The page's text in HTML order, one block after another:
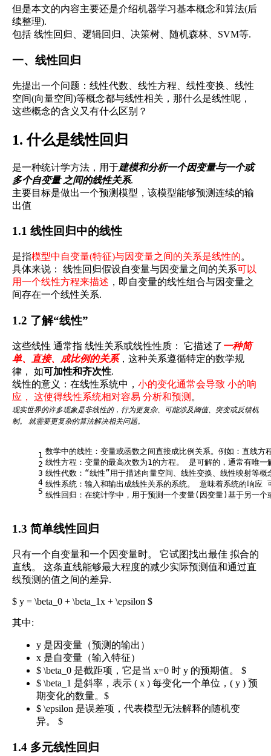
但是本文的内容主要还是介绍机器学习基本概念和算法(后
续整理).
包括 线性回归、逻辑回归、决策树、随机森林、SVM等.
一、线性回归
先提出一个问题：线性代数、线性方程、线性变换、线性
空间(向量空间)等概念都与线性相关，那什么是线性呢，
这些概念的含义又有什么区别？
1. 什么是线性回归
是一种统计学方法，用于建模和分析一个因变量与一个或
多个自变量 之间的线性关系.
主要目标是做出一个预测模型，该模型能够预测连续的输
出值
1.1 线性回归中的线性
是指模型中自变量(特征)与因变量之间的关系是线性的。
具体来说： 线性回归假设自变量与因变量之间的关系可以
用一个线性方程来描述 ，即自变量的线性组合与因变量之
间存在一个线性关系.
1.2 了解“线性”
这些线性 通常指 线性关系或线性性质： 它描述了 一种简
单、直接、成比例的关系，这种关系遵循特定的数学规
律， 如可加性和齐次性.
线性的意义：在线性系统中， 小的变化通常会导致 小的响
应， 这使得线性系统相对容易 分析和预测 。
现实世界的许多现象是非线性的，行为更复杂、可能涉及阈值、突变或反馈机
制。 就需要更复杂的算法解决相关问题。
1
2
3
4
5
数学中的线性：变量或函数之间直接成比例关系。例如：直线方
线性方程：变量的最高次数为1的方程。 是可解的，通常有唯
线性代数：“线性”用于描述向量空间、线性变换、线性映射
线性系统：输入和输出成线性关系的系统。 意味着系统的响应
线性回归：在统计学中，用于预测一个变量(因变量)基于另一
1.3 简单线性回归
只有一个自变量和一个因变量时。 它试图找出最佳 拟合的
直线。 这条直线能够最大程度的减少实际预测值和通过直
线预测的值之间的差异.
$ y = \beta_0 + \beta_1x + \epsilon $
其中:
y 是因变量（预测的输出）
x 是自变量（输入特征）
$ \beta_0 是截距项，它是当 x=0 时 y 的预期值。 $
$ \beta_1 是斜率，表示 ( x ) 每变化一个单位，( y ) 预
期变化的数量。$
$ \epsilon 是误差项，代表模型无法解释的随机变
异。 $
1.4 多元线性回归